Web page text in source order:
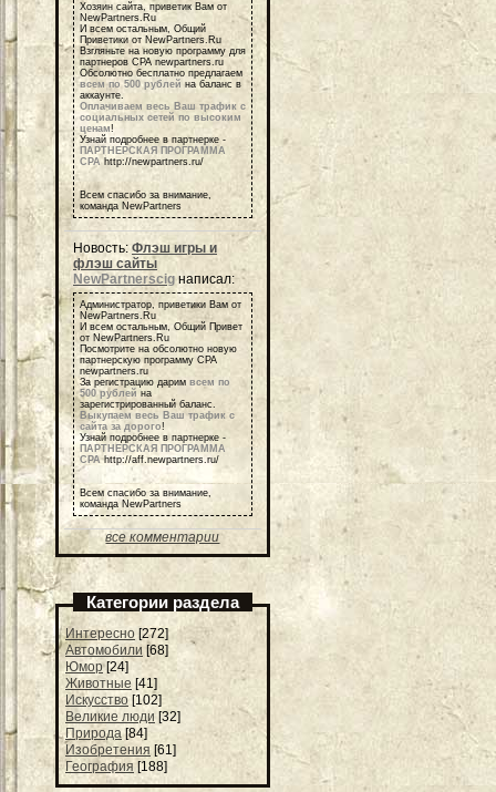
Хозяин сайта, приветик Вам от
NewPartners.Ru
И всем остальным, Общий
Приветики от NewPartners.Ru
Взгляньте на новую программу для
партнеров СРА newpartners.ru
Обсолютно бесплатно предлагаем
всем по 500 рублей на баланс в
аккаунте.
Оплачиваем весь Ваш трафик с
социальных сетей по высоким
ценам!
Узнай подробнее в партнерке -
ПАРТНЕРСКАЯ ПРОГРАММА
СРАhttp://newpartners.ru/
Всем спасибо за внимание,
команда NewPartners
Новость: Флэш игры и
флэш сайты
NewPartnerscig написал:
Администратор, приветики Вам от
NewPartners.Ru
И всем остальным, Общий Привет
от NewPartners.Ru
Посмотрите на обсолютно новую
партнерскую программу СРА
newpartners.ru
За регистрацию дарим всем по
500 рублей на
зарегистрированный баланс.
Выкупаем весь Ваш трафик с
сайта за дорого!
Узнай подробнее в партнерке -
ПАРТНЕРСКАЯ ПРОГРАММА
СРАhttp://aff.newpartners.ru/
Всем спасибо за внимание,
команда NewPartners
все комментарии
Категории раздела
Интересно [272]
Автомобили [68]
Юмор [24]
Животные [41]
Искусство [102]
Великие люди [32]
Природа [84]
Изобретения [61]
География [188]